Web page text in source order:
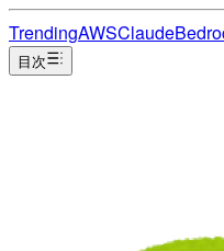
TrendingAWSClaude
目次